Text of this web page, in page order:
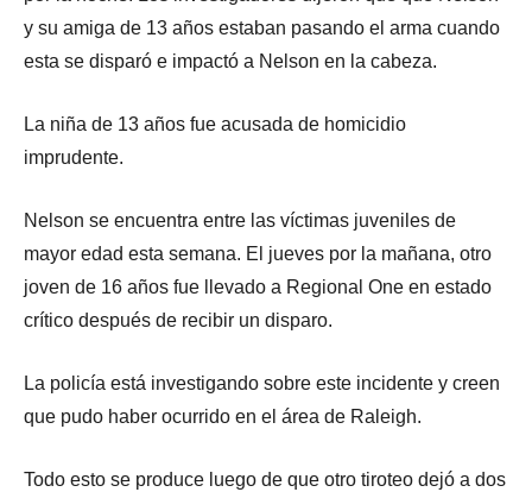
y su amiga de 13 años estaban pasando el arma cuando
esta se disparó e impactó a Nelson en la cabeza.
La niña de 13 años fue acusada de homicidio
imprudente.
Nelson se encuentra entre las víctimas juveniles de
mayor edad esta semana. El jueves por la mañana, otro
joven de 16 años fue llevado a Regional One en estado
crítico después de recibir un disparo.
La policía está investigando sobre este incidente y creen
que pudo haber ocurrido en el área de Raleigh.
Todo esto se produce luego de que otro tiroteo dejó a dos